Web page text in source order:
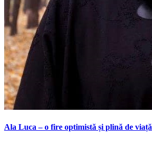
Ala Luca – o fire optimistă și plină de viață